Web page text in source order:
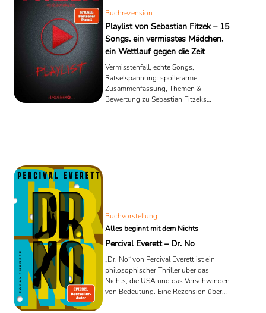
Buchrezension
Playlist von Sebastian Fitzek – 15
Songs, ein vermisstes Mädchen,
ein Wettlauf gegen die Zeit
Vermisstenfall, echte Songs,
Rätselspannung: spoilerarme
Zusammenfassung, Themen &
Bewertung zu Sebastian Fitzeks
Buchvorstellung
Alles beginnt mit dem Nichts
Percival Everett – Dr. No
„Dr. No“ von Percival Everett ist ein
philosophischer Thriller über das
Nichts, die USA und das Verschwinden
von Bedeutung. Eine Rezension über